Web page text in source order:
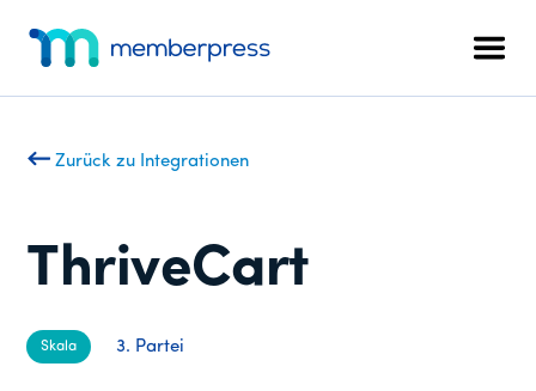
Hauptinhalt
springen
Fußzeile
springen
Menü
in-
Mitgliedschafts-
Plugin
Zurück zu Integrationen
ThriveCart
Skala 3. Partei